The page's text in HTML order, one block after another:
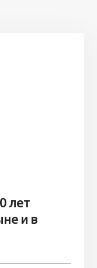
лет
и в